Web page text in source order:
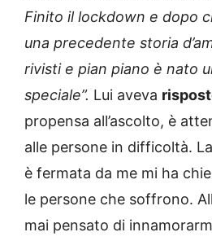
Finito il lockdown e dopo
una precedente storia
rivisti e pian piano è nato
speciale”. Lui aveva
propensa all’ascolto, è
alle persone in difficoltà.
è fermata da me mi ha
le persone che soffrono.
mai pensato di